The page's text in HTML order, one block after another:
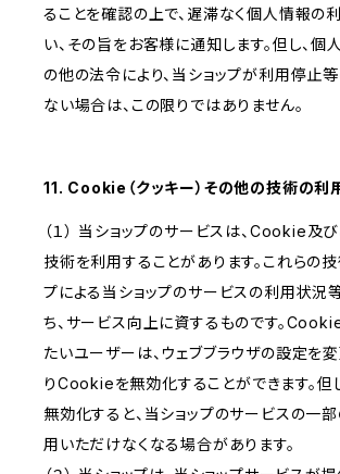
ることを確認の上で、遅滞なく個人情報の
い、その旨をお客様に通知します。但し、
の他の法令により、当ショップが利用停止
ない場合は、この限りではありません。
11. Cookie（クッキー）その他の技術の利
（１） 当ショップのサービスは、Cookie及
技術を利用することがあります。これらの技
プによる当ショップのサービスの利用状況
ち、サービス向上に資するものです。
たいユーザーは、ウェブブラウザの設定を
りCookieを無効化することができます。但
無効化すると、当ショップのサービスの一
用いただけなくなる場合があります。